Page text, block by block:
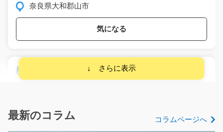
奈良県大和郡山市
気になる
機械オペレーターと検査！！/t03_00551
長期（3ヶ月以上）
最新のコラム コラムページへ